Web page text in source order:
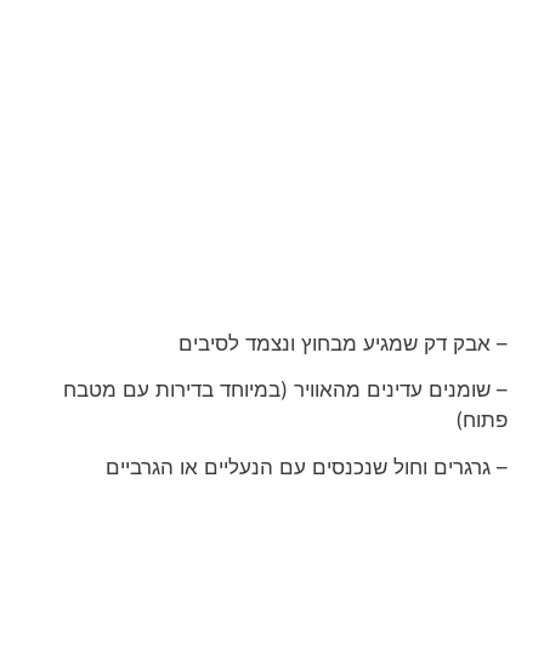
– אבק דק שמגיע מבחוץ ונצמד לסיבים
– שומנים עדינים מהאוויר (במיוחד בדירות עם מטבח
פתוח)
– גרגרים וחול שנכנסים עם הנעליים או הגרביים